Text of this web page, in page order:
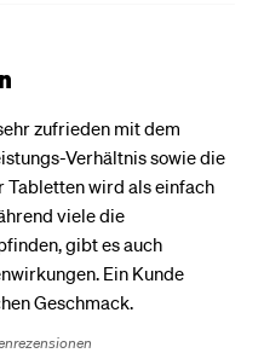
zufrieden mit dem
Verhältnis sowie die
Tabletten wird als einfach
viele die
gibt es auch
Ein Kunde
Geschmack.